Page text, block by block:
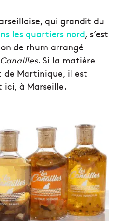
qui grandit du
les quartiers nord, s’est
de rhum arrangé
. Si la matière
de Martinique, il est
à Marseille.